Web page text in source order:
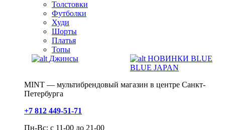
Толстовки
Футболки
Худи
Шорты
Платья
Топы
Джинсы
НОВИНКИ BLUE
BLUE JAPAN
MINT — мультибрендовый магазин в центре Санкт-
Петербурга
+7 812 449-51-71
Пн-Вс: с 11-00 до 21-00